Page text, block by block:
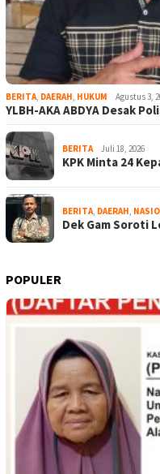
BERITA, DAERAH, HUKUM Agustus 3,
YLBH-AKA ABDYA Desak
BERITA Juli 18, 2026
KPK Minta 24
BERITA, DAERAH,
Dek Gam Soroti
POPULER